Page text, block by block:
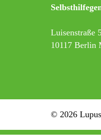
Luisenstraße
10117 Berlin
© 2026